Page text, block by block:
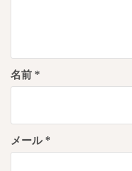
名前 *
メール*